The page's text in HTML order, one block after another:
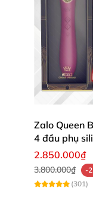
Zalo Queen
4 đầu phụ
2.850.000₫
3.800.000₫
-
(301)